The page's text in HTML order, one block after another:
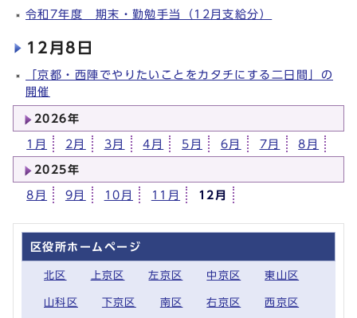
令和7年度 期末・勤勉手当（12月支給分）
12月8日
「京都・西陣でやりたいことをカタチにする二日間」の
開催
2026年
1月 2月 3月 4月 5月 6月 7月 8月
2025年
8月 9月 10月 11月 12月
区役所ホームページ
北区 上京区 左京区 中京区 東山区
山科区 下京区 南区 右京区 西京区